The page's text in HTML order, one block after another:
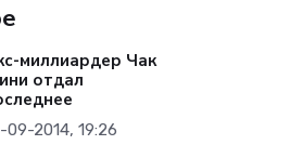
миллиардер Чак
отдал
09-2014, 19:26